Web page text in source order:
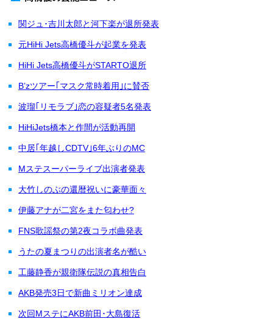
関ジュ･吉川太郎と河下楽が退所発表
元HiHi Jets高橋優斗が起業を発表
HiHi Jets高橋優斗がSTARTO退所
B’zツアー｢マスク常時着用｣に賛否
波瑠｢リモラブ｣恋の容疑者5名発表
HiHiJets橋本と作間が活動再開
中居｢年越しCDTV｣6年ぶりのMC
Mステスーパーライブ出演者発表
大竹しのぶの還暦祝いに豪華面々
伊藤アナが二宮をまた匂わせ?
FNS歌謡祭の第2夜コラボ曲発表
うたの夏まつりの出演者名が酷い
工藤静香が親衛隊伝説の真相告白
AKB発売3日で新曲ミリオン達成
次回MステにAKB前田･大島復活